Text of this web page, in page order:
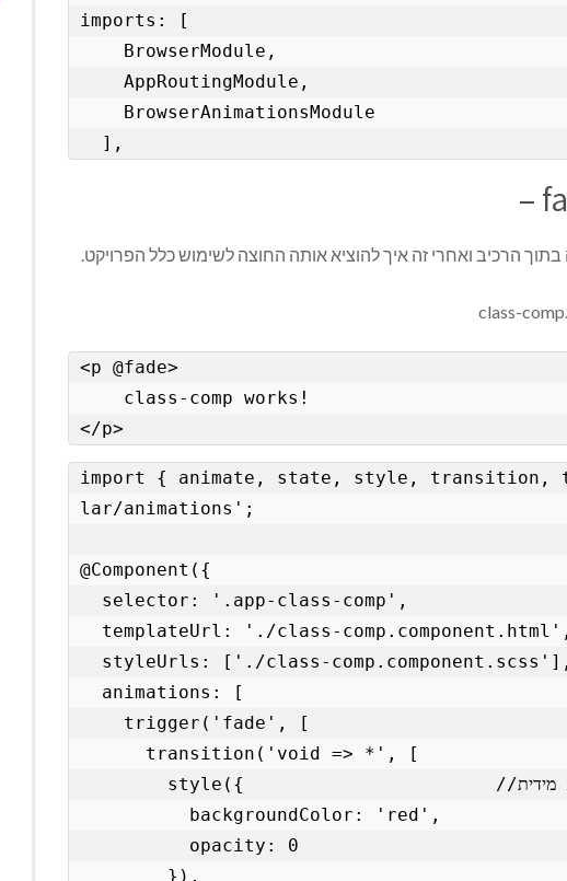
imports: [
    AppRoutingModule,
  ],
הרכיב ואחרי זה איך להוציא אותה החוצה לשימוש כלל הפרויקט.
<p @fade>
</p>
import { animate, state, style, transition,
lar/animations';
@Component({